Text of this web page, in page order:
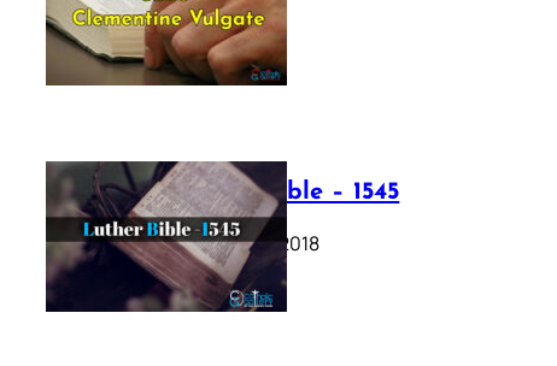
July 12, 2025
Luther Bible – 1545
October 17, 2018